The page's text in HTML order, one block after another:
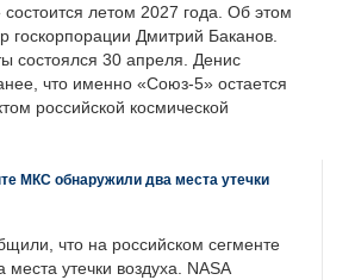
летом 2027 года. Об этом
госкорпорации Дмитрий Баканов.
состоялся 30 апреля. Денис
что именно «Союз-5» остается
российской космической
МКС обнаружили два места утечки
что на российском сегменте
утечки воздуха. NASA